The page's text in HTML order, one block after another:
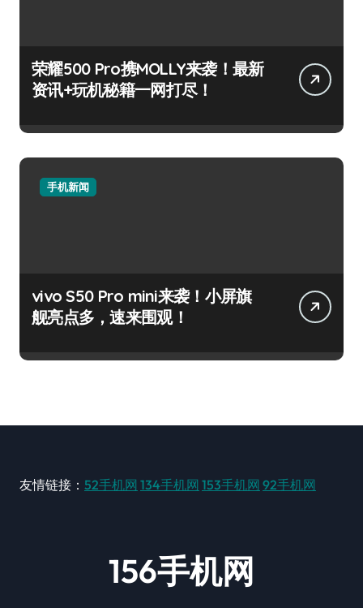
荣耀500 Pro携MOLLY来袭！最新
资讯+玩机秘籍一网打尽！
手机新闻
vivo S50 Pro mini来袭！小屏旗
舰亮点多，速来围观！
友情链接： 52手机网 134手机网 153手机网 92手机网
156手机网